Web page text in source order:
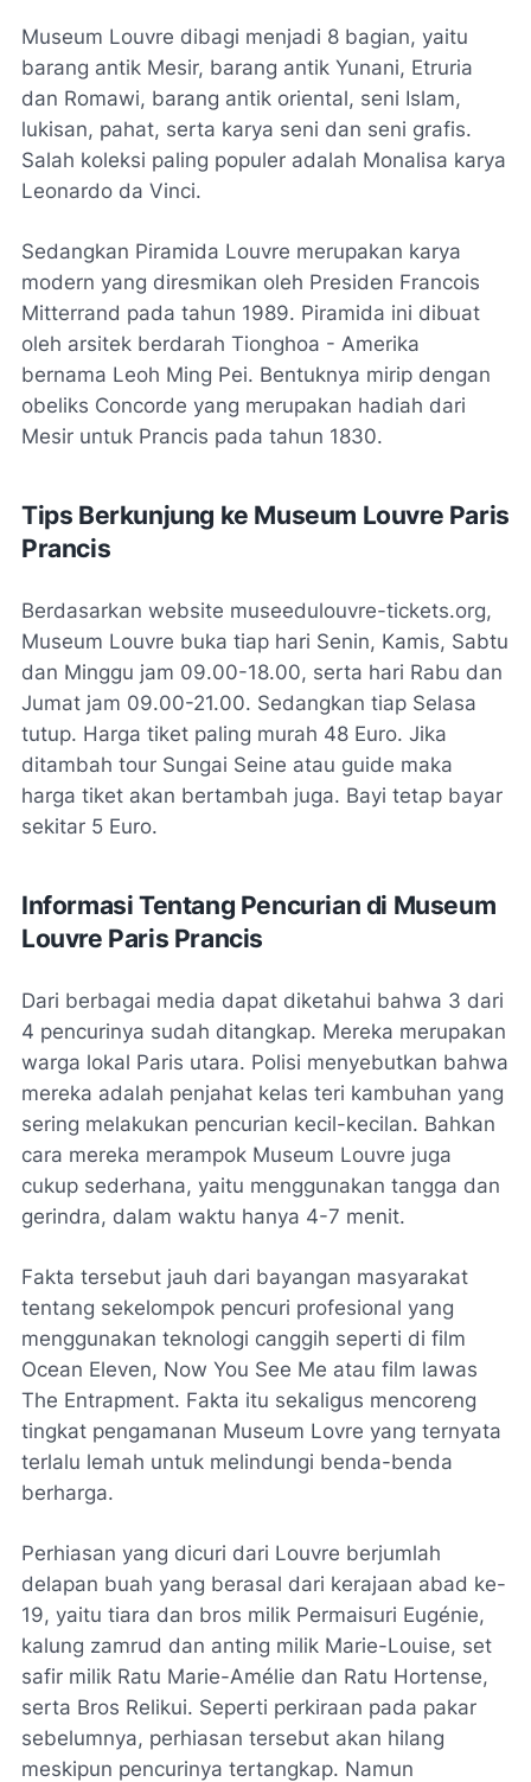
Museum Louvre dibagi menjadi 8 bagian, yaitu
barang antik Mesir, barang antik Yunani, Etruria
dan Romawi, barang antik oriental, seni Islam,
lukisan, pahat, serta karya seni dan seni grafis.
Salah koleksi paling populer adalah Monalisa karya
Leonardo da Vinci.
Sedangkan Piramida Louvre merupakan karya
modern yang diresmikan oleh Presiden Francois
Mitterrand pada tahun 1989. Piramida ini dibuat
oleh arsitek berdarah Tionghoa - Amerika
bernama Leoh Ming Pei. Bentuknya mirip dengan
obeliks Concorde yang merupakan hadiah dari
Mesir untuk Prancis pada tahun 1830.
Tips Berkunjung ke Museum Louvre Paris
Prancis
Berdasarkan website museedulouvre-tickets.org,
Museum Louvre buka tiap hari Senin, Kamis, Sabtu
dan Minggu jam 09.00-18.00, serta hari Rabu dan
Jumat jam 09.00-21.00. Sedangkan tiap Selasa
tutup. Harga tiket paling murah 48 Euro. Jika
ditambah tour Sungai Seine atau guide maka
harga tiket akan bertambah juga. Bayi tetap bayar
sekitar 5 Euro.
Informasi Tentang Pencurian di Museum
Louvre Paris Prancis
Dari berbagai media dapat diketahui bahwa 3 dari
4 pencurinya sudah ditangkap. Mereka merupakan
warga lokal Paris utara. Polisi menyebutkan bahwa
mereka adalah penjahat kelas teri kambuhan yang
sering melakukan pencurian kecil-kecilan. Bahkan
cara mereka merampok Museum Louvre juga
cukup sederhana, yaitu menggunakan tangga dan
gerindra, dalam waktu hanya 4-7 menit.
Fakta tersebut jauh dari bayangan masyarakat
tentang sekelompok pencuri profesional yang
menggunakan teknologi canggih seperti di film
Ocean Eleven, Now You See Me atau film lawas
The Entrapment. Fakta itu sekaligus mencoreng
tingkat pengamanan Museum Lovre yang ternyata
terlalu lemah untuk melindungi benda-benda
berharga.
Perhiasan yang dicuri dari Louvre berjumlah
delapan buah yang berasal dari kerajaan abad ke-
19, yaitu tiara dan bros milik Permaisuri Eugénie,
kalung zamrud dan anting milik Marie-Louise, set
safir milik Ratu Marie-Amélie dan Ratu Hortense,
serta Bros Relikui. Seperti perkiraan pada pakar
sebelumnya, perhiasan tersebut akan hilang
meskipun pencurinya tertangkap. Namun